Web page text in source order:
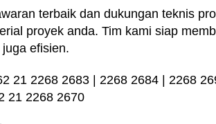
terbaik dan dukungan teknis
proyek anda. Tim kami siap
efisien.
21 2268 2683 | 2268 2684 | 2268
21 2268 2670